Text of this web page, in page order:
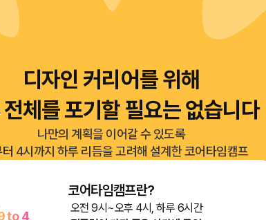
디자인 커리어를 위해
체를 포기할 필요는 없습니다
나만의 계획을 이어갈 수 있도록
4시까지 하루 리듬을 고려해 설계한 코어타임캠프
코어타임캠프란?
to 4
오전 9시~오후 4시, 하루 6시간